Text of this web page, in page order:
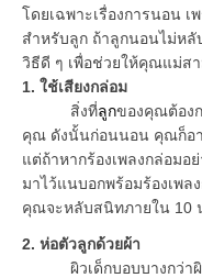
โดยเฉพาะเรื่องการนอน
สำหรับลูก ถ้าลูกนอนไม่หลั
วิธีดี ๆ เพื่อช่วยให้คุณแม่ส
1. ใช้เสียงกล่อม
สิ่งที่ลูกของคุณต้อง
คุณ ดังนั้นก่อนนอน คุณก็อา
แต่ถ้าหากร้องเพลงกล่อม
มาไว้แนบอกพร้อมร้องเพล
คุณจะหลับสนิทภายใน 10
2. ห่อตัวลูกด้วยผ้า
ผิวเด็กบอบบางกว่าผิว